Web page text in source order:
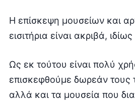
Η επίσκεψη μουσείων και
εισιτήρια είναι ακριβά,
Ως εκ τούτου είναι πολύ
επισκεφθούμε δωρεάν τους
αλλά και τα μουσεία που